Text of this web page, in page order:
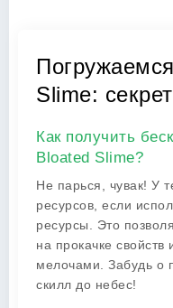
Slime:
Как получить
Bloated Slime?
Не парься, чувак! У
ресурсов, если
ресурсы. Это
на прокачке
мелочами. Забудь о
скилл до небес!